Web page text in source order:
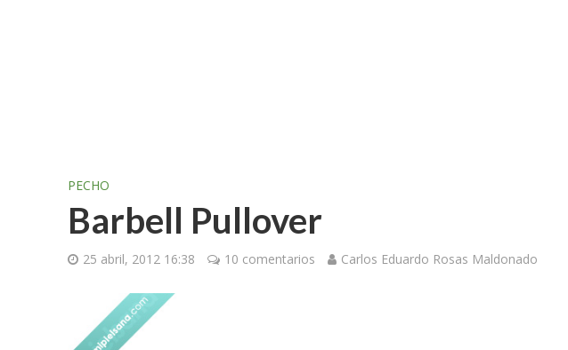
PECHO
Barbell Pullover
25 abril, 2012 16:38 10 comentarios Carlos Eduardo Rosas Maldonado